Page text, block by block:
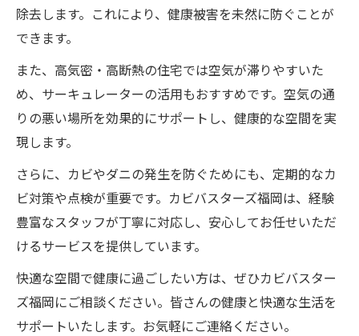
除去します。これにより、健康被害を未然に防ぐことが
できます。
また、高気密・高断熱の住宅では空気が滞りやすいた
め、サーキュレーターの活用もおすすめです。空気の通
りの悪い場所を効果的にサポートし、健康的な空間を実
現します。
さらに、カビやダニの発生を防ぐためにも、定期的なカ
ビ対策や点検が重要です。カビバスターズ福岡は、経験
豊富なスタッフが丁寧に対応し、安心してお任せいただ
けるサービスを提供しています。
快適な空間で健康に過ごしたい方は、ぜひカビバスター
ズ福岡にご相談ください。皆さんの健康と快適な生活を
サポートいたします。お気軽にご連絡ください。